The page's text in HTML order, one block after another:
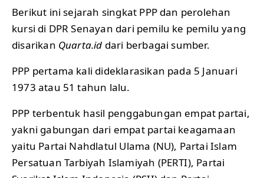
Berikut ini sejarah singkat PPP dan perolehan
kursi di DPR Senayan dari pemilu ke pemilu yang
disarikan Quarta.id dari berbagai sumber.
PPP pertama kali dideklarasikan pada 5 Januari
1973 atau 51 tahun lalu.
PPP terbentuk hasil penggabungan empat partai,
yakni gabungan dari empat partai keagamaan
yaitu Partai Nahdlatul Ulama (NU), Partai Islam
Persatuan Tarbiyah Islamiyah (PERTI), Partai